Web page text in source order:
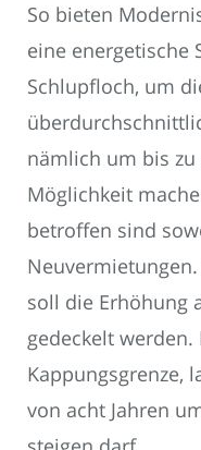
So bieten
eine energetische
Schlupfloch, um
nämlich um bis
Möglichkeit
betroffen sind
soll die Erhöhung
gedeckelt
Kappungsgrenze,
von acht Jahren